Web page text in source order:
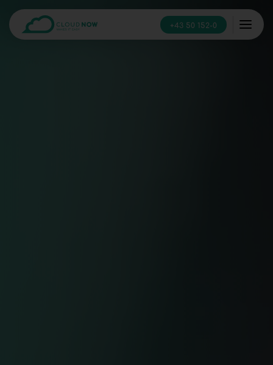
+43 50 152-0